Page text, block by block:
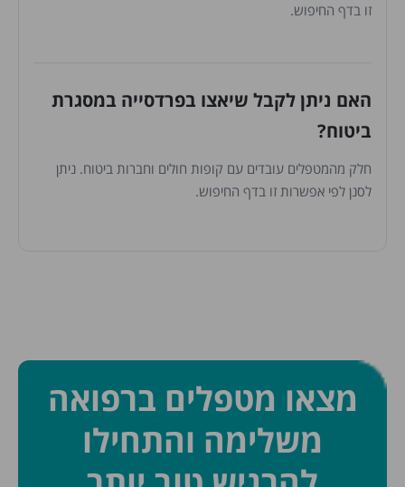
זו בדף החיפוש.
האם ניתן לקבל שיאצו בפרדסייה במסגרת
ביטוח?
חלק מהמטפלים עובדים עם קופות חולים וחברות ביטוח. ניתן
לסנן לפי אפשרות זו בדף החיפוש.
מצאו מטפלים ברפואה
משלימה והתחילו